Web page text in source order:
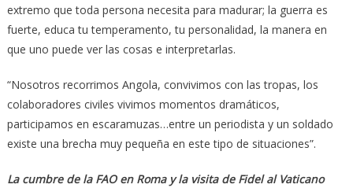
extremo que toda persona necesita para madurar; la guerra es
fuerte, educa tu temperamento, tu personalidad, la manera en
que uno puede ver las cosas e interpretarlas.
“Nosotros recorrimos Angola, convivimos con las tropas, los
colaboradores civiles vivimos momentos dramáticos,
participamos en escaramuzas…entre un periodista y un soldado
existe una brecha muy pequeña en este tipo de situaciones”.
La cumbre de la FAO en Roma y la visita de Fidel al Vaticano